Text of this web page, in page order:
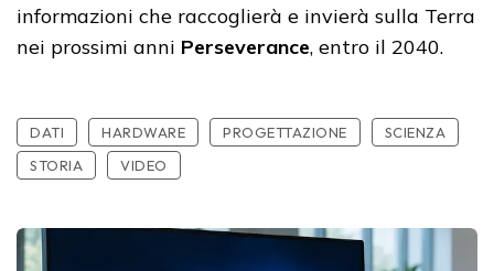
informazioni che raccoglierà e invierà sulla Terra
nei prossimi anni Perseverance, entro il 2040.
DATI HARDWARE PROGETTAZIONE
SCIENZA
STORIA
VIDEO